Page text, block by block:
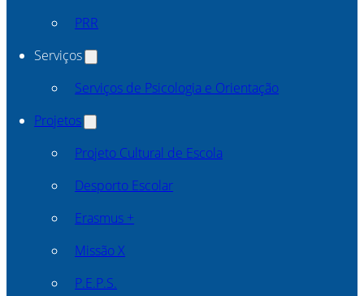
PRR
Serviços
Serviços de Psicologia e Orientação
Projetos
Projeto Cultural de Escola
Desporto Escolar
Erasmus +
Missão X
P.E.P.S.